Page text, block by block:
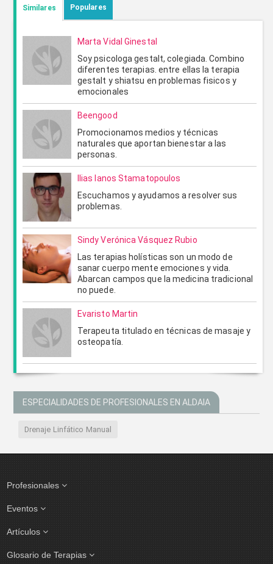
ENVIAR CANCELAR
Similares Populares
Marta Vidal Ginestal
Soy psicologa gestalt, colegiada. Combino
diferentes terapias. entre ellas la terapia
gestalt y shiatsu en problemas fisicos y
emocionales
Beengood
Promocionamos medios y técnicas
naturales que aportan bienestar a las
personas.
Ilias Ianos Stamatopoulos
Escuchamos y ayudamos a resolver sus
problemas.
Sindy Verónica Vásquez Rubio
Las terapias holísticas son un modo de
sanar cuerpo mente emociones y vida.
Abarcan campos que la medicina tradicional
no puede.
Evaristo Martin
Terapeuta titulado en técnicas de masaje y
osteopatía.
ESPECIALIDADES DE PROFESIONALES EN ALDAIA
Drenaje Linfático Manual
Profesionales
Eventos
Artículos
Glosario de Terapias